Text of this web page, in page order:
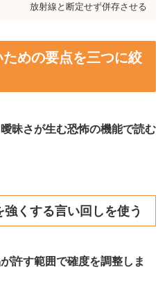
放射線と断定せず併存させる
めの要点を三つに絞
昧さが生む恐怖の機能で読む
くする言い回しを使う
許す範囲で確度を調整しま